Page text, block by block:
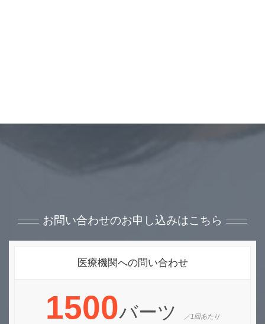
お問い合わせのお申し込みはこちら
医療機関への問い合わせ
1500バーツ ／1回あたり